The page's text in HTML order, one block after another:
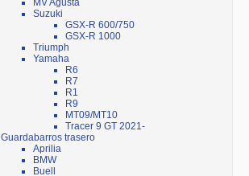
MV Agusta
Suzuki
GSX-R 600/750
GSX-R 1000
Triumph
Yamaha
R6
R7
R1
R9
MT09/MT10
Tracer 9 GT 2021-
Guardabarros trasero
Aprilia
BMW
Buell